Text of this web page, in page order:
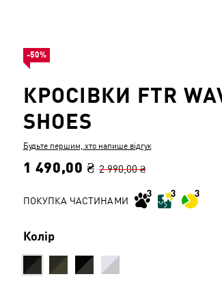
КРОСІВКИ FTR
SHOES
Будьте першим, хто напише відгук
1 490,00 ₴ 2 990,00 ₴
ПОКУПКА ЧАСТИНАМИ
Колір
-50%